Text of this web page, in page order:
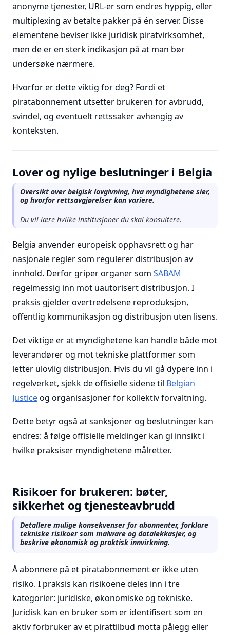
anonyme tjenester, URL-er som endres hyppig, eller
multiplexing av betalte pakker på én server. Disse
elementene beviser ikke juridisk piratvirksomhet,
men de er en sterk indikasjon på at man bør
undersøke nærmere.
Hvorfor er dette viktig for deg? Fordi et
piratabonnement utsetter brukeren for avbrudd,
svindel, og eventuelt rettssaker avhengig av
konteksten.
Lover og nylige beslutninger i Belgia
Oversikt over belgisk lovgivning, hva myndighetene sier,
og hvorfor rettsavgjørelser kan variere.
Du vil lære hvilke institusjoner du skal konsultere.
Belgia anvender europeisk opphavsrett og har
nasjonale regler som regulerer distribusjon av
innhold. Derfor griper organer som SABAM
regelmessig inn mot uautorisert distribusjon. I
praksis gjelder overtredelsene reproduksjon,
offentlig kommunikasjon og distribusjon uten lisens.
Det viktige er at myndighetene kan handle både mot
leverandører og mot tekniske plattformer som
letter ulovlig distribusjon. Hvis du vil gå dypere inn i
regelverket, sjekk de offisielle sidene til Belgian
Justiceog organisasjoner for kollektiv forvaltning.
Dette betyr også at sanksjoner og beslutninger kan
endres: å følge offisielle meldinger kan gi innsikt i
hvilke praksiser myndighetene målretter.
Risikoer for brukeren: bøter,
sikkerhet og tjenesteavbrudd
Detallere mulige konsekvenser for abonnenter, forklare
tekniske risikoer som malware og datalekkasjer, og
beskrive økonomisk og praktisk innvirkning.
Å abonnere på et piratabonnement er ikke uten
risiko. I praksis kan risikoene deles inn i tre
kategorier: juridiske, økonomiske og tekniske.
Juridisk kan en bruker som er identifisert som en
aktiv forbruker av et pirattilbud motta pålegg eller